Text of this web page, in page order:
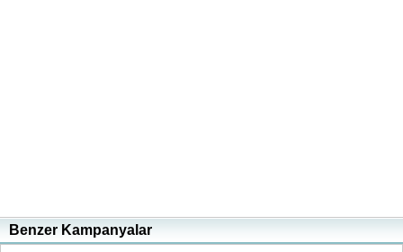
Benzer Kampanyalar